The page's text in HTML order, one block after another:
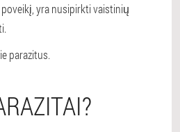
yra nusipirkti vaistinių
parazitus.